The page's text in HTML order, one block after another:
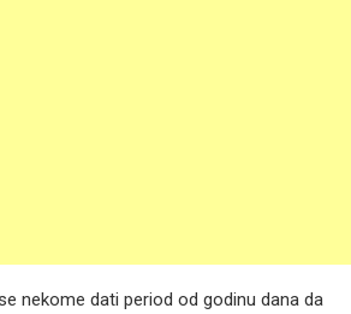
nekome dati period od godinu dana da